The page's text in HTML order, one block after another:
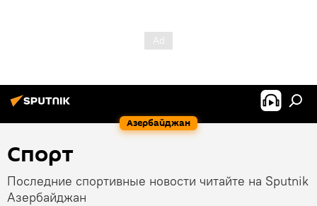
Азербайджан
Спорт
Последние спортивные новости читайте на Sputnik
Азербайджан